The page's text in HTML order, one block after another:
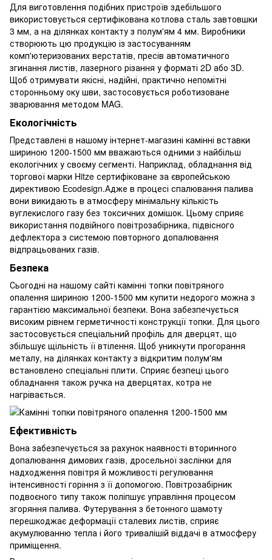
Для виготовлення подібних пристроїв здебільшого
використовується сертифікована котлова сталь завтовшки
3 мм, а на ділянках контакту з полум'ям 4 мм. Виробники
створюють цю продукцію із застосуванням
комп'ютеризованих верстатів, пресів автоматичного
згинання листів, лазерного різання у форматі 2D або 3D.
Щоб отримувати якісні, надійні, практично непомітні
сторонньому оку шви, застосовується роботизоване
зварювання методом MAG.
Екологічність
Представлені в нашому інтернет-магазині камінні вставки
шириною 1200-1500 мм вважаються одними з найбільш
екологічних у своєму сегменті. Наприклад, обладнання від
торгової марки Hitze сертифіковане за європейською
директивою Ecodesign.Адже в процесі спалювання палива
вони викидають в атмосферу мінімальну кількість
вуглекислого газу без токсичних домішок. Цьому сприяє
використання подвійного повітрозабірника, підвісного
дефлектора з системою повторного допалювання
відпрацьованих газів.
Безпека
Сьогодні на нашому сайті камінні топки повітряного
опалення шириною 1200-1500 мм купити недорого можна з
гарантією максимальної безпеки. Вона забезпечується
високим рівнем герметичності конструкції топки. Для цього
застосовується спеціальний профіль для дверцят, що
збільшує щільність її втілення. Щоб уникнути прогорання
металу, на ділянках контакту з відкритим полум'ям
встановлено спеціальні плити. Сприяє безпеці цього
обладнання також ручка на дверцятах, котра не
нагрівається.
Ефективність
Вона забезпечується за рахунок наявності вторинного
допалювання димових газів, дросельної заслінки для
надходження повітря й можливості регулювання
інтенсивності горіння з її допомогою. Повітрозабірник
подвоєного типу також поліпшує управління процесом
згоряння палива. Футерування з бетонного шамоту
перешкоджає деформації сталевих листів, сприяє
акумулюванню тепла і його тривалішій віддачі в атмосферу
приміщення.